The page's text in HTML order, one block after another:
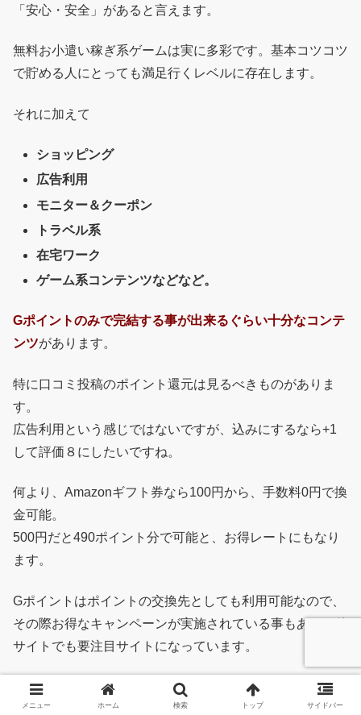
「安心・安全」があると言えます。
無料お小遣い稼ぎ系ゲームは実に多彩です。基本コツコツ
で貯める人にとっても満足行くレベルに存在します。
それに加えて
ショッピング
広告利用
モニター＆クーポン
トラベル系
在宅ワーク
ゲーム系コンテンツなどなど。
Gポイントのみで完結する事が出来るぐらい十分なコンテ
ンツがあります。
特に口コミ投稿のポイント還元は見るべきものがありま
す。
広告利用という感じではないですが、込みにするなら+1
して評価８にしたいですね。
何より、Amazonギフト券なら100円から、手数料0円で換
金可能。
500円だと490ポイント分で可能と、お得レートにもなり
ます。
Gポイントはポイントの交換先としても利用可能なので、
その際お得なキャンペーンが実施されている事もあり、他
サイトでも要注目サイトになっています。
ポイントの有効期限も最後に触ってから1年と長いので、
よほどの事がない限り失効もありません。
メニュー ホーム 検索 トップ サイドバー